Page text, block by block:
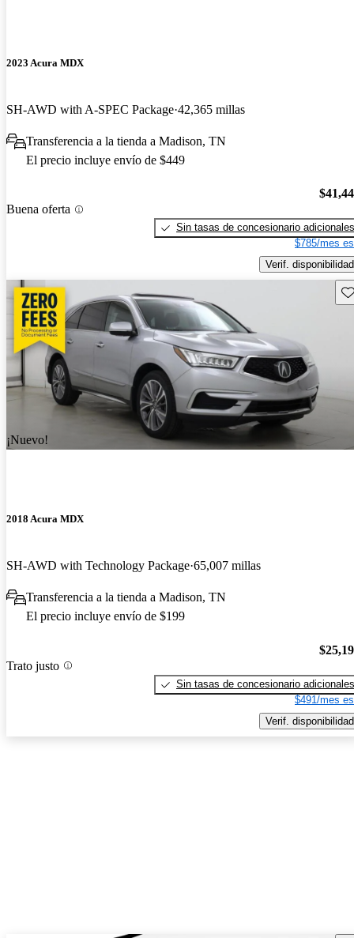
2023 Acura MDX
SH-AWD with A-SPEC Package 42,365 millas
Transferencia a la tienda a Madison, TN
El precio incluye envío de $449
Buena oferta
Sin tasas de concesionario adicionales
$785/mes
Verif. disponibilidad
¡Nuevo!
2018 Acura MDX
SH-AWD with Technology Package 65,007 millas
Transferencia a la tienda a Madison, TN
El precio incluye envío de $199
Trato justo
Sin tasas de concesionario adicionales
$491/mes
Verif. disponibilidad